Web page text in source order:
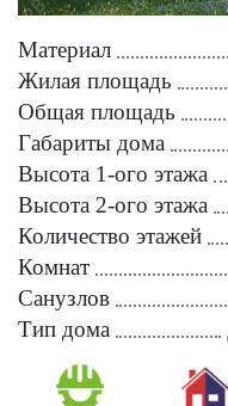
Материал
Жилая площадь
Общая площадь
Габариты дома
Высота 1-ого этажа
Высота 2-ого этажа
Количество этажей
Комнат
Санузлов
Тип дома